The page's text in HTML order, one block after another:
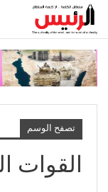
تصفح الوسم
القوات